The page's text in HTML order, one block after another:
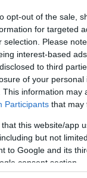
opt-out of the sale,
for targeted
selection. Please
interest-based
to third
of your personal
This information may
Participants that may
that this website/app
but not
to Google and its
consent section.
nous allons
par
et gérer
qui fixe les
et la